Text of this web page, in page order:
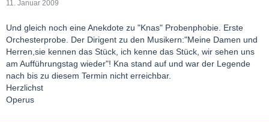
11. Januar 2009
Und gleich noch eine Anekdote zu "Knas" Probenphobie. Erste
Orchesterprobe. Der Dirigent zu den Musikern:"Meine Damen und
Herren,sie kennen das Stück, ich kenne das Stück, wir sehen uns
am Aufführungstag wieder"! Kna stand auf und war der Legende
nach bis zu diesem Termin nicht erreichbar.
Herzlichst
Operus